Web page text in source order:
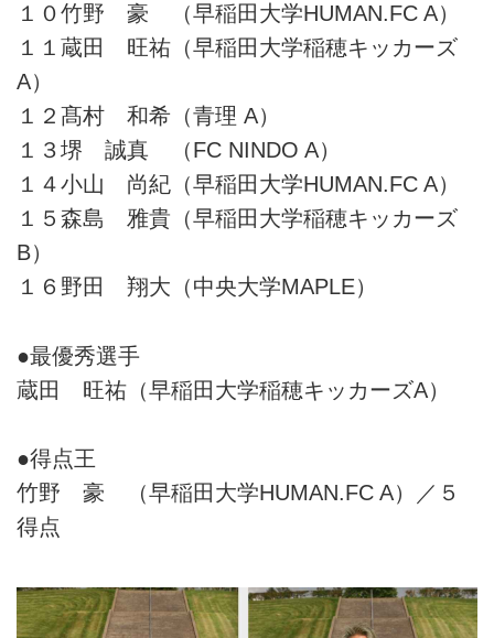
１０竹野 豪 （早稲田大学HUMAN.FC A）
１１蔵田 旺祐（早稲田大学稲穂キッカーズ
A）
１２髙村 和希（青理 A）
１３堺 誠真 （FC NINDO A）
１４小山 尚紀（早稲田大学HUMAN.FC A）
１５森島 雅貴（早稲田大学稲穂キッカーズ
B）
１６野田 翔大（中央大学MAPLE）
●最優秀選手
蔵田 旺祐（早稲田大学稲穂キッカーズA）
●得点王
竹野 豪 （早稲田大学HUMAN.FC A）／５
得点